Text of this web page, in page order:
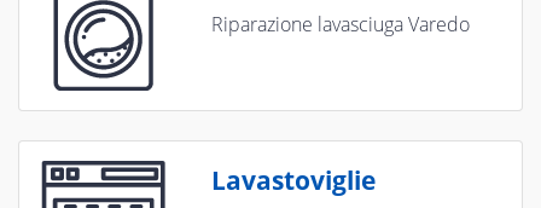
Riparazione lavasciuga Varedo
Lavastoviglie